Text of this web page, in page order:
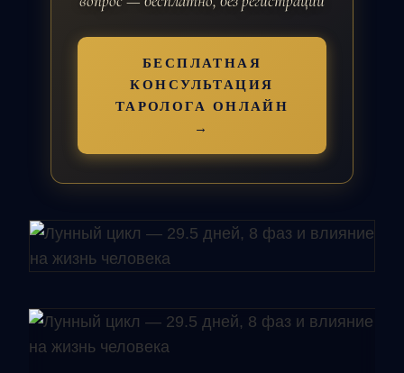
БЕСПЛАТНАЯ
КОНСУЛЬТАЦИЯ
ТАРОЛОГА ОНЛАЙН
→